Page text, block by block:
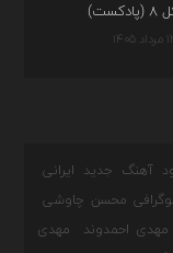
آهنگ جدید ایرانی
محسن چاوشی
مهدی احمدوند
مهدی